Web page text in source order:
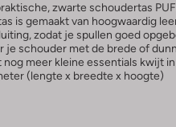
zwarte schoudertas
is gemaakt van hoogwaardig
zodat je spullen goed
je schouder met de brede of
nog meer kleine essentials kwijt
(lengte x breedte x hoogte)